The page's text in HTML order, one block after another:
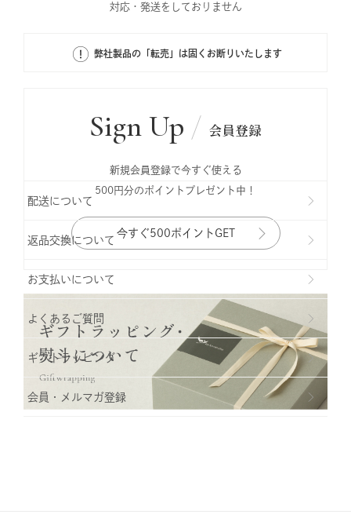
配送について
返品交換について
お支払いについて
よくあるご質問
ギフトラッビング
会員・メルマガ登録
対応・発送をしておりません
弊社製品の「転売」は固くお断りいたします
Sign Up 会員登録
新規会員登録で今すぐ使える
500円分のポイントプレゼント中！
今すぐ500ポイントGET